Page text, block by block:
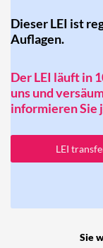
Dieser LEI ist
Auflagen.
Der LEI läuft in
uns und
informieren Sie
LEI
Sie